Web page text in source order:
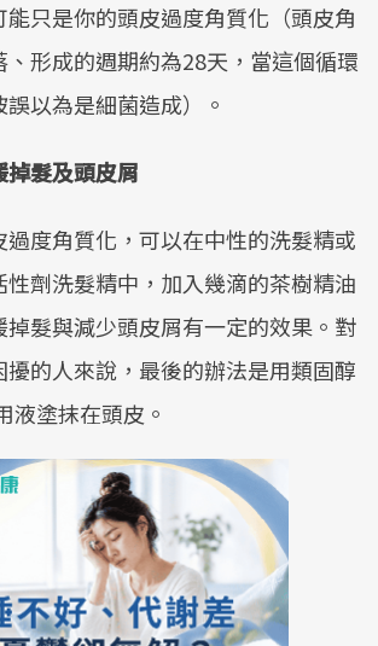
只是你的頭皮過度角質化（頭皮角
、形成的週期約為28天，當這個循環
以為是細菌造成）。
髮及頭皮屑
度角質化，可以在中性的洗髮精或
性劑洗髮精中，加入幾滴的茶樹精油
髮與減少頭皮屑有一定的效果。對
的人來說，最後的辦法是用類固醇
液塗抹在頭皮。